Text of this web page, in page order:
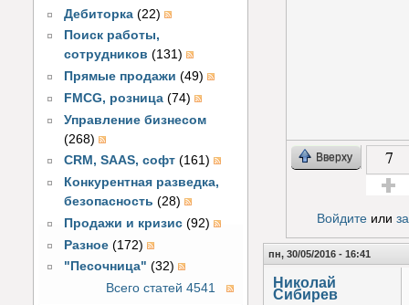
Дебиторка (22)
Поиск работы,
сотрудников (131)
Прямые продажи (49)
FMCG, розница (74)
Управление бизнесом
(268)
CRM, SAAS, софт (161)
Конкурентная разведка,
безопасность (28)
Продажи и кризис (92)
Разное (172)
"Песочница" (32)
Всего статей 4541
Вверху 7
Войдитеили
пн, 30/05/2016 - 16:41
Николай
Сибирев